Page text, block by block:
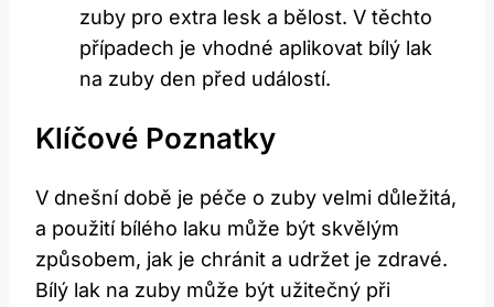
zuby pro extra lesk a bělost.‍ V těchto
případech je vhodné ⁢aplikovat bílý lak‌
na zuby den před událostí.
Klíčové⁣ Poznatky
V dnešní době je péče o zuby velmi důležitá,​
a použití bílého laku může být skvělým
způsobem, jak je chránit⁣ a udržet je zdravé.
Bílý lak ‌na zuby může být užitečný při